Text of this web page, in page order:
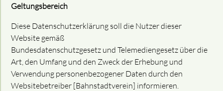
Geltungsbereich
Diese Datenschutzerklärung soll die Nutzer dieser
Website gemäß
Bundesdatenschutzgesetz und Telemediengesetz über die
Art, den Umfang und den Zweck der Erhebung und
Verwendung personenbezogener Daten durch den
Websitebetreiber [Bahnstadtverein] informieren.